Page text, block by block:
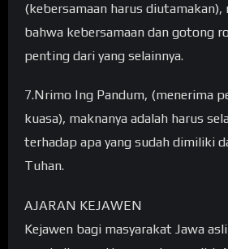
(kebersamaan harus diutamakan),
bahwa kebersamaan dan gotong
penting dari yang selainnya.
7.Nrimo Ing Pandum, (menerima
kuasa), maknanya adalah harus
terhadap apa yang sudah dimiliki
Tuhan.
AJARAN KEJAWEN
Kejawen bagi masyarakat Jawa